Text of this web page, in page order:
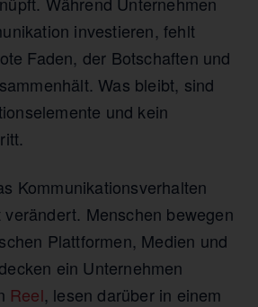
investieren, fehlt
Faden, der Botschaften und
Was bleibt, sind
und kein
Kommunikationsverhalten
Menschen bewegen
Plattformen, Medien und
ein Unternehmen
Reel, lesen darüber in einem